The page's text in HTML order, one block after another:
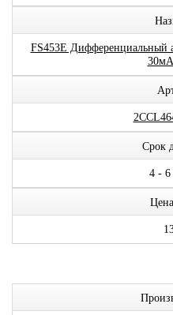
FS453E
Срок
4 - 6